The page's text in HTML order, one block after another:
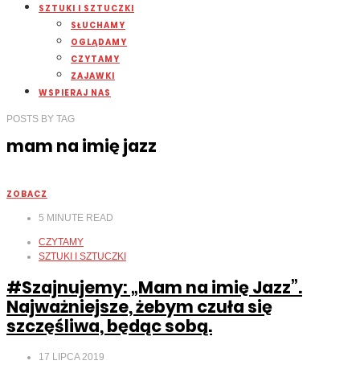
SZTUKI I SZTUCZKI
SŁUCHAMY
OGLĄDAMY
CZYTAMY
ZAJAWKI
WSPIERAJ NAS
POSTS BY TAG
mam na imię jazz
ZOBACZ
5 MINUTE READ
CZYTAMY
SZTUKI I SZTUCZKI
#Szajnujemy: „Mam na imię Jazz”.
Najważniejsze, żebym czuła się
szczęśliwa, będąc sobą.
17 LIPCA 2019